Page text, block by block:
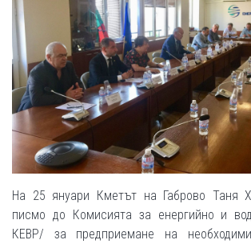
На 25 януари Кметът на Габрово Таня
писмо до Комисията за енергийно и
КЕВР/ за предприемане на